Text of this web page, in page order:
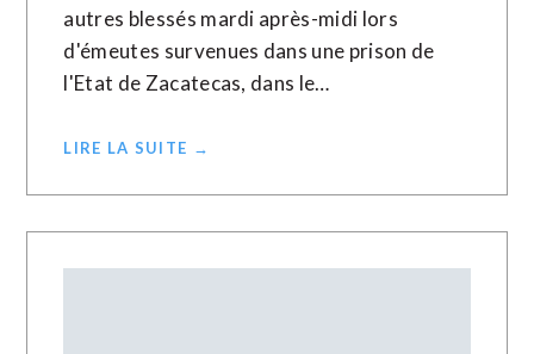
autres blessés mardi après-midi lors
d'émeutes survenues dans une prison de
l'Etat de Zacatecas, dans le…
LIRE LA SUITE →